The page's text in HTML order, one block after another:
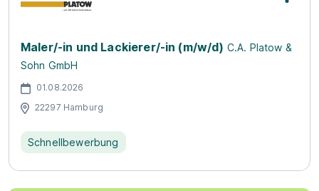
Maler/-in und Lackierer/-in (m/w/d) C.A. Platow &
Sohn GmbH
01.08.2026
22297 Hamburg
Schnellbewerbung